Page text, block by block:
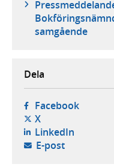
samgående
Dela
Facebook-
X- öppnas i ny
LinkedIn-
E-post- öppnar